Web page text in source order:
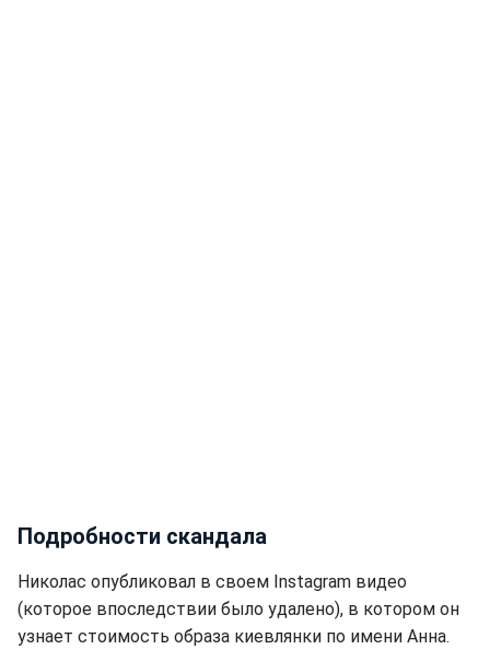
Подробности скандала
Николас опубликовал в своем Instagram видео
(которое впоследствии было удалено), в котором он
узнает стоимость образа киевлянки по имени Анна.